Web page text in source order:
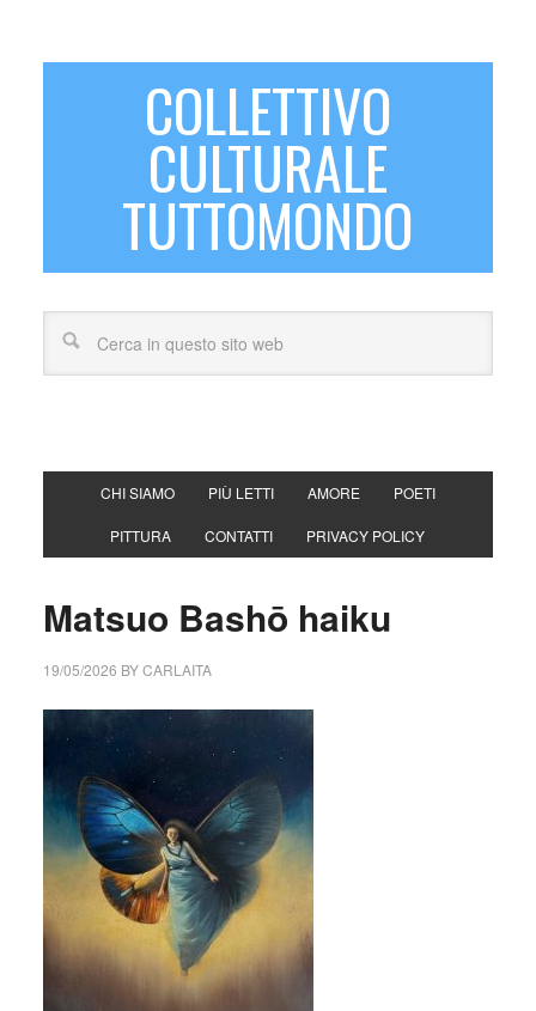
COLLETTIVO
CULTURALE
TUTTOMONDO
CHI SIAMO PIÙ LETTI AMORE POETI
PITTURA CONTATTI PRIVACY POLICY
Matsuo Bashō haiku
19/05/2026 BYCARLAITA